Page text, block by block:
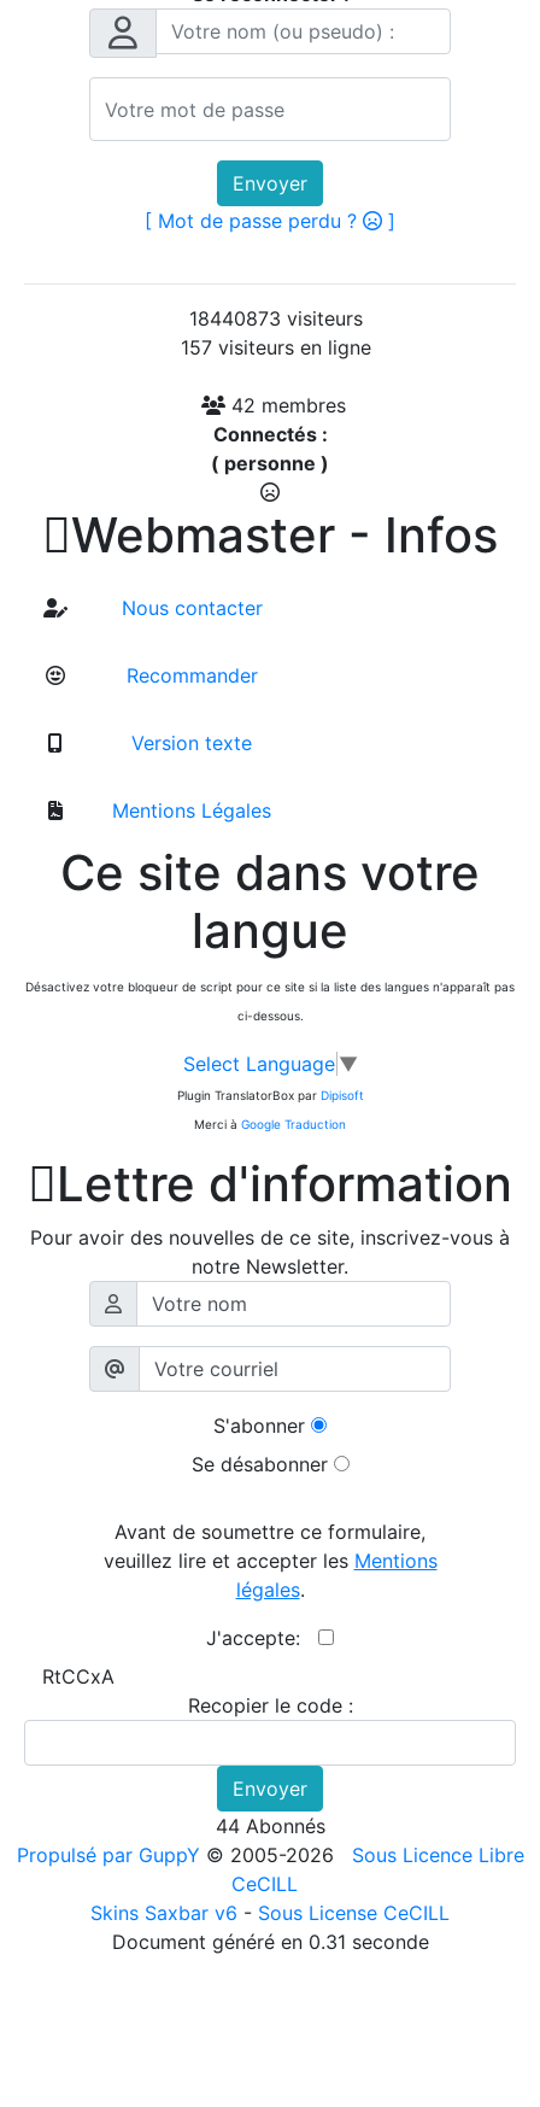
Envoyer
[ Mot de passe perdu ?
]
18440873 visiteurs
157 visiteurs en ligne
42 membres
Connectés :
( personne )
Webmaster - Infos
Nous contacter
Recommander
Version texte
Mentions Légales
Ce site dans votre
langue
Désactivez votre bloqueur de script pour ce site si la liste des langues n'apparaît pas
ci-dessous.
Select Language ▼
Plugin TranslatorBox par Dipisoft
Merci à Google Traduction
Lettre d'information
Pour avoir des nouvelles de ce site, inscrivez-vous à
notre Newsletter.
S'abonner
Se désabonner
Avant de soumettre ce formulaire,
veuillez lire et accepter les Mentions
légales.
J'accepte:
RtCCxA
Recopier le code :
Envoyer
44 Abonnés
Propulsé par GuppY © 2005-2026
Sous Licence Libre
CeCILL
Skins Saxbar v6 - Sous License CeCILL
Document généré en 0.31 seconde